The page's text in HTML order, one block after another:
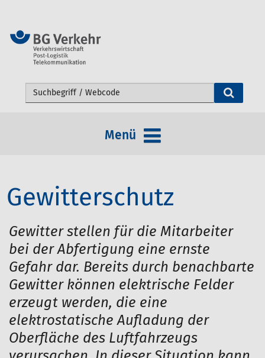
Webseite durchsuchen
Menü
Gewitterschutz
Gewitter stellen für die Mitarbeiter
bei der Abfertigung eine ernste
Gefahr dar. Bereits durch benachbarte
Gewitter können elektrische Felder
erzeugt werden, die eine
elektrostatische Aufladung der
Oberfläche des Luftfahrzeugs